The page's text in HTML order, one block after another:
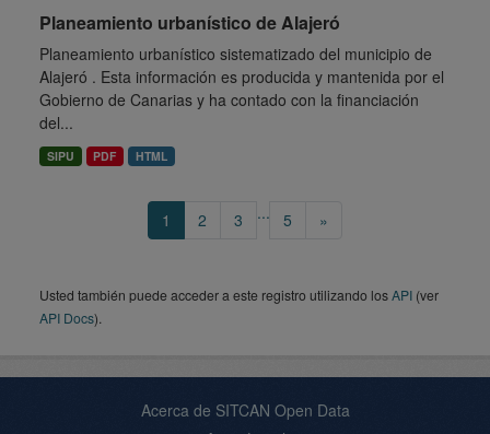
Planeamiento urbanístico de Alajeró
Planeamiento urbanístico sistematizado del municipio de
Alajeró . Esta información es producida y mantenida por el
Gobierno de Canarias y ha contado con la financiación
del...
SIPU PDF HTML
1 2 3 ... 5 »
Usted también puede acceder a este registro utilizando losAPI (ver
API Docs).
Acerca de SITCAN Open Data